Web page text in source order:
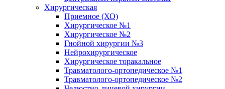
Хирургическая
Приемное (ХО)
Хирургическое №1
Хирургическое №2
Гнойной хирургии №3
Нейрохирургическое
Хирургическое торакальное
Травматолого-ортопедическое №1
Травматолого-ортопедическое №2